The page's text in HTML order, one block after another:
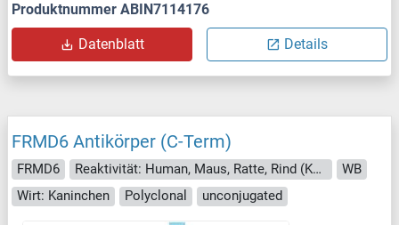
Produktnummer ABIN7114176
Datenblatt Details
FRMD6 Antikörper (C-Term)
FRMD6 Reaktivität: Human, Maus, Ratte, Rind (Kuh), Hund, Meerschweinchen, Pferd, Kaninchen
WB
Wirt: Kaninchen
Polyclonal unconjugated